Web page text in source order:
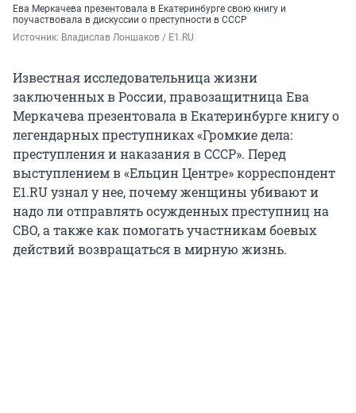
Ева Меркачева презентовала в Екатеринбурге свою книгу и
поучаствовала в дискуссии о преступности в СССР
Источник: Владислав Лоншаков / E1.RU
Известная исследовательница жизни
заключенных в России, правозащитница Ева
Меркачева презентовала в Екатеринбурге книгу о
легендарных преступниках «Громкие дела:
преступления и наказания в СССР». Перед
выступлением в «Ельцин Центре» корреспондент
E1.RU узнал у нее, почему женщины убивают и
надо ли отправлять осужденных преступниц на
СВО, а также как помогать участникам боевых
действий возвращаться в мирную жизнь.